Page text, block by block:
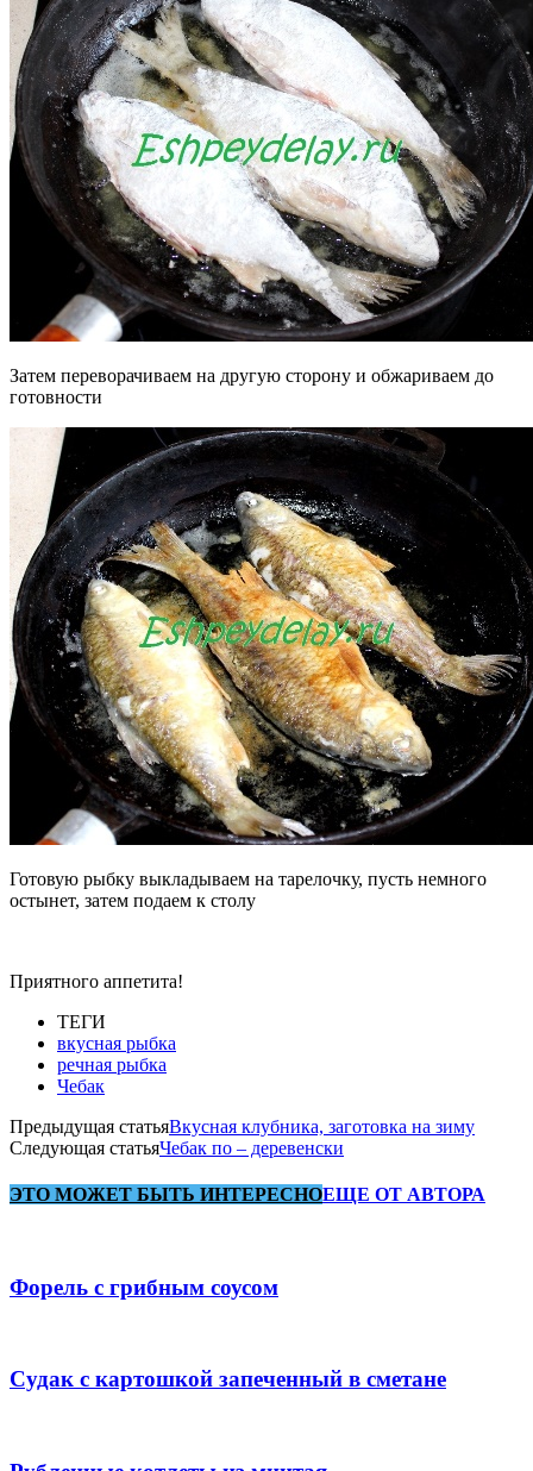
Затем переворачиваем на другую сторону и обжариваем до
готовности
Готовую рыбку выкладываем на тарелочку, пусть немного
остынет, затем подаем к столу
Приятного аппетита!
ТЕГИ
вкусная рыбка
речная рыбка
Чебак
Предыдущая статьяВкусная клубника, заготовка на зиму
Следующая статьяЧебак по – деревенски
ЭТО МОЖЕТ БЫТЬ ИНТЕРЕСНОЕЩЕ ОТ АВТОРА
Форель с грибным соусом
Судак с картошкой запеченный в сметане